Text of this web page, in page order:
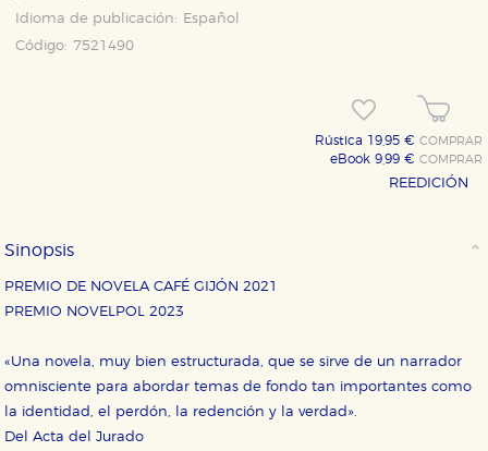
Idioma de publicación:
Español
Código: 7521490
Rústica 19,95 €COMPRAR
eBook 9,99 €COMPRAR
REEDICIÓN
Sinopsis
PREMIO DE NOVELA CAFÉ GIJÓN 2021
PREMIO NOVELPOL 2023
«Una novela, muy bien estructurada, que se sirve de un narrador
omnisciente para abordar temas de fondo tan importantes como
la identidad, el perdón, la redención y la verdad».
Del Acta del Jurado